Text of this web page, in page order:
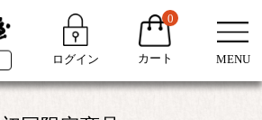
ログイン
0
カート MENU